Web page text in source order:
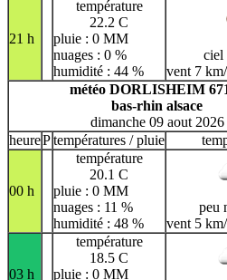
21 h
température
22.2 C
pluie : 0 MM
nuages : 0 %
humidité : 44 %
ciel
vent 7
météo DORLISHEIM
bas-rhin alsace
dimanche 09 aout 2026
heurePtempératures / pluie
00 h
température
20.1 C
pluie : 0 MM
nuages : 11 %
humidité : 48 %
peu
vent 5
03 h
température
18.5 C
pluie : 0 MM